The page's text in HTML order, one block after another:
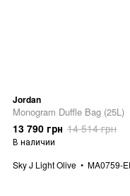
Jordan
Monogram Duffle Bag (25L)
13 790 грн 14 514 грн
В наличии
Sky J Light Olive
MA0759-